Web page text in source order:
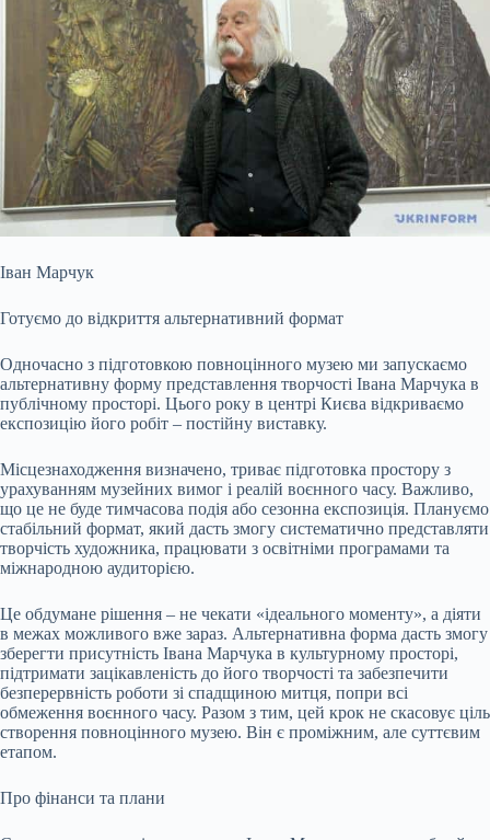
Іван Марчук
Готуємо до відкриття альтернативний формат
Одночасно з підготовкою повноцінного музею ми запускаємо
альтернативну форму представлення творчості Івана Марчука в
публічному просторі. Цього року в центрі Києва відкриваємо
експозицію його робіт – постійну виставку.
Місцезнаходження визначено, триває підготовка простору з
урахуванням музейних вимог і реалій воєнного часу. Важливо,
що це не буде тимчасова подія або сезонна експозиція. Плануємо
стабільний формат, який дасть змогу систематично представляти
творчість художника, працювати з освітніми програмами та
міжнародною аудиторією.
Це обдумане рішення – не чекати «ідеального моменту», а діяти
в межах можливого вже зараз. Альтернативна форма дасть змогу
зберегти присутність Івана Марчука в культурному просторі,
підтримати зацікавленість до його творчості та забезпечити
безперервність роботи зі спадщиною митця, попри всі
обмеження воєнного часу. Разом з тим, цей крок не скасовує ціль
створення повноцінного музею. Він є проміжним, але суттєвим
етапом.
Про фінанси та плани